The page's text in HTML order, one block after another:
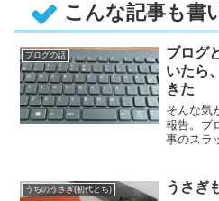
こんな記事も書
ブログの話
ブログ
いたら
きた
そんな気
報告。ブ
事のスラ
と裏方の
うちのうさぎ(初代とち) うさぎ